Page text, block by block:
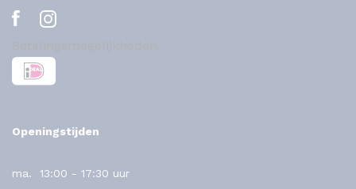
Openingstijden
ma. 13:00 - 17:30 uur